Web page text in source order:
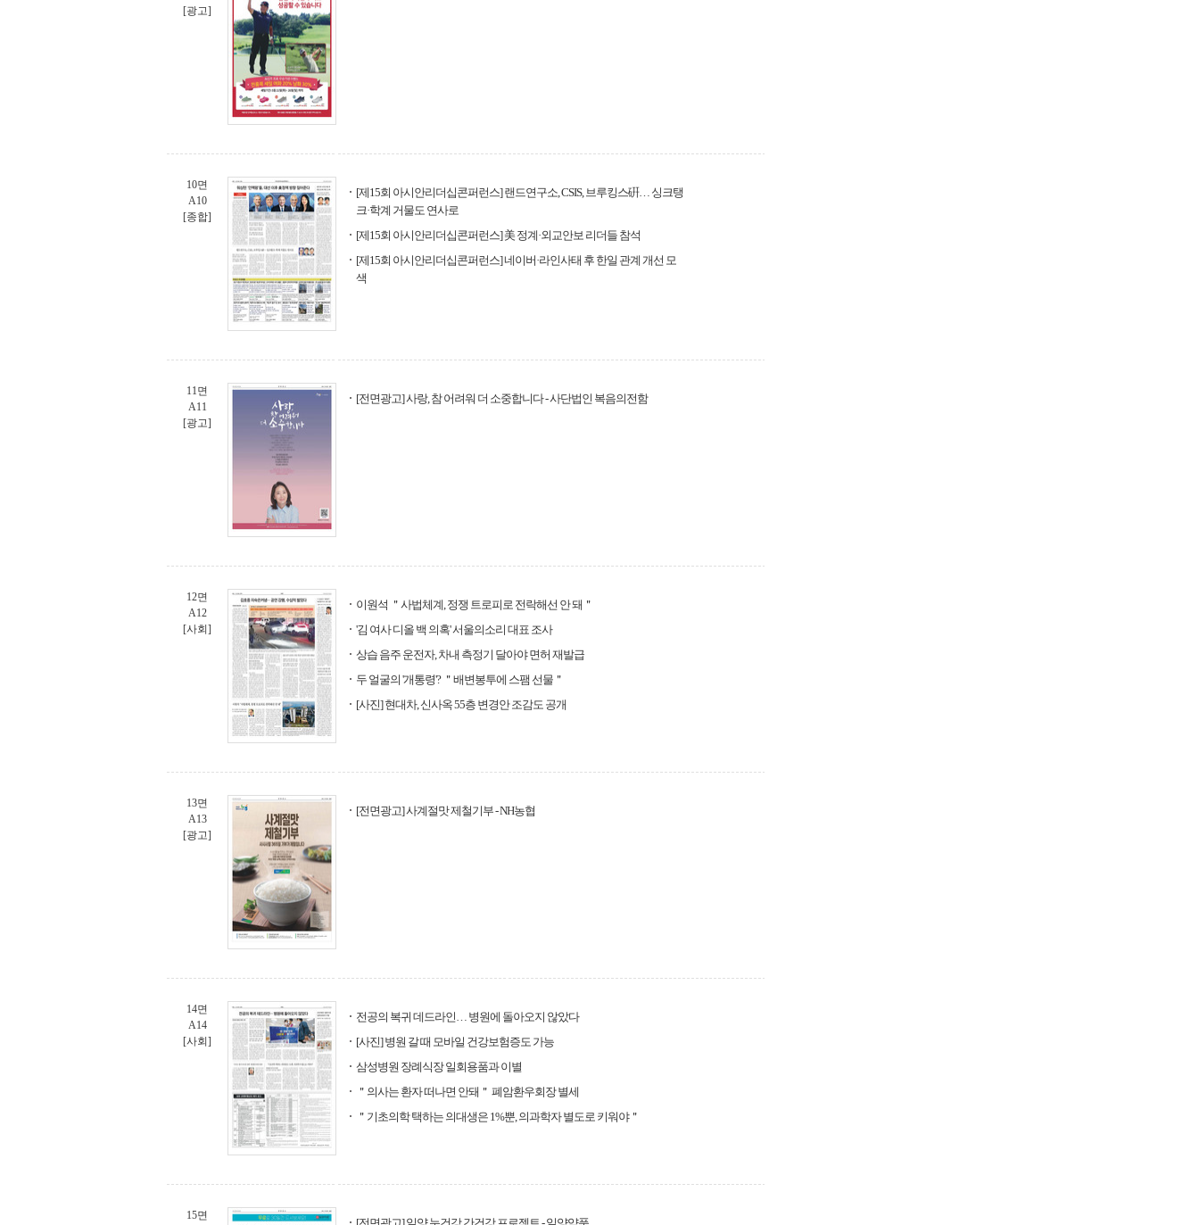
[광고]
10면
A10
[종합]
[제15회 아시안리더십콘퍼런스] 랜드연구소, CSIS, 브루킹스硏… 싱크탱
크·학계 거물도 연사로
[제15회 아시안리더십콘퍼런스] 美 정계·외교안보 리더들 참석
[제15회 아시안리더십콘퍼런스] 네이버·라인사태 후 한일 관계 개선 모
색
11면
A11
[광고]
[전면광고] 사랑, 참 어려워 더 소중합니다 - 사단법인 복음의전함
12면
A12
[사회]
이원석 ＂사법체계, 정쟁 트로피로 전락해선 안 돼＂
'김 여사 디올 백 의혹' 서울의소리 대표 조사
상습 음주 운전자, 차내 측정기 달아야 면허 재발급
두 얼굴의 '개통령'? ＂배변봉투에 스팸 선물＂
[사진] 현대차, 신사옥 55층 변경안 조감도 공개
13면
A13
[광고]
[전면광고] 사계절맛 제철기부 - NH농협
14면
A14
[사회]
전공의 복귀 데드라인… 병원에 돌아오지 않았다
[사진] 병원 갈 때 모바일 건강보험증도 가능
삼성병원 장례식장 일회용품과 이별
＂의사는 환자 떠나면 안돼＂ 폐암환우회장 별세
＂기초의학 택하는 의대생은 1%뿐, 의과학자 별도로 키워야＂
15면